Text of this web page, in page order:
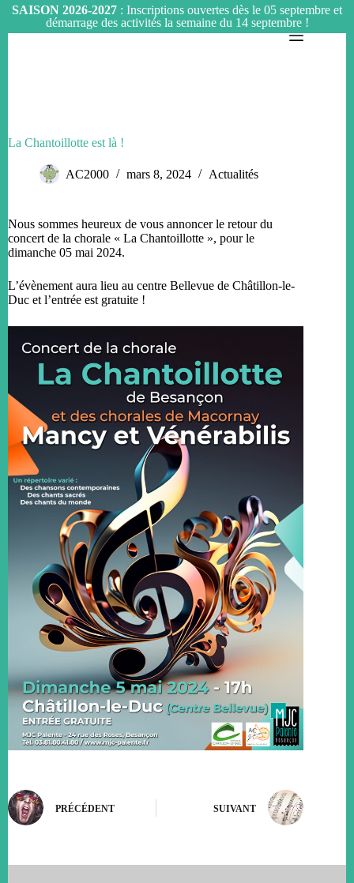
SAISON 2026-2027 : Inscriptions ouvertes dès le 05 septembre et
démarrage des activités la semaine du 14 septembre !
La Chantoillotte est là !
AC2000 mars 8, 2024 Actualités
Nous sommes heureux de vous annoncer le retour du
concert de la chorale « La Chantoillotte », pour le
dimanche 05 mai 2024.
L’évènement aura lieu au centre Bellevue de Châtillon-le-
Duc et l’entrée est gratuite !
PRÉCÉDENT SUIVANT